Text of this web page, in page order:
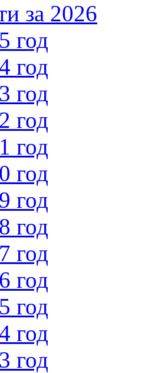
за 2026
год
год
год
год
год
год
год
год
год
год
год
год
год